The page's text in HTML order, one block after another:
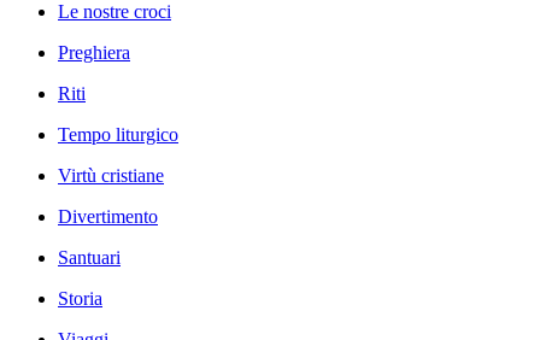
Le nostre croci
Preghiera
Riti
Tempo liturgico
Virtù cristiane
Divertimento
Santuari
Storia